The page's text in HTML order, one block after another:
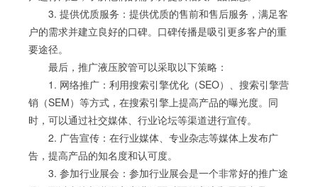
3. 提供优质服务：提供优质的售前和售后服务，满足客
户的需求并建立良好的口碑。口碑传播是吸引更多客户的重
要途径。
最后，推广液压胶管可以采取以下策略：
1. 网络推广：利用搜索引擎优化（SEO）、搜索引擎营
销（SEM）等方式，在搜索引擎上提高产品的曝光度。同
时，可以通过社交媒体、行业论坛等渠道进行宣传。
2. 广告宣传：在行业媒体、专业杂志等媒体上发布广
告，提高产品的知名度和认可度。
3. 参加行业展会：参加行业展会是一个非常好的推广途